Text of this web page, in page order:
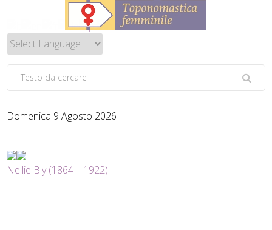
Domenica 9 Agosto 2026
Nellie Bly (1864 – 1922)